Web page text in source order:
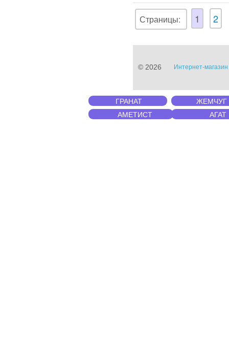
Страницы: 1 2
© 2026 Интернет-
ГРАНАТ
ЖЕМЧУГ
АМЕТИСТ
АГАТ